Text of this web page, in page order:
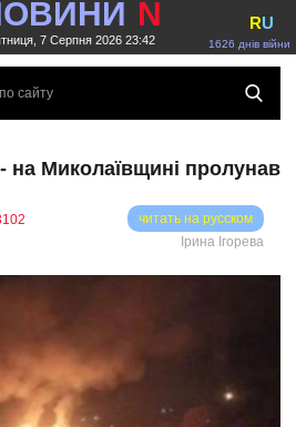
N
7 Серпня 2026 23:42 1626 днів війни
RU
на Миколаївщині пролунав
читать на русском
Ірина Ігорева